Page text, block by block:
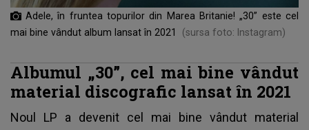
Adele, în fruntea topurilor din Marea Britanie! „30” este cel
mai bine vândut album lansat în 2021
(sursa foto: Instagram)
Albumul „30”, cel mai bine vândut
material discografic lansat în 2021
Noul LP a devenit cel mai bine vândut material